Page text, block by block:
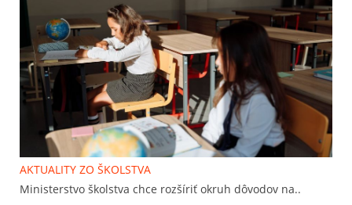
AKTUALITY ZO ŠKOLSTVA
Ministerstvo školstva chce rozšíriť okruh dôvodov na..